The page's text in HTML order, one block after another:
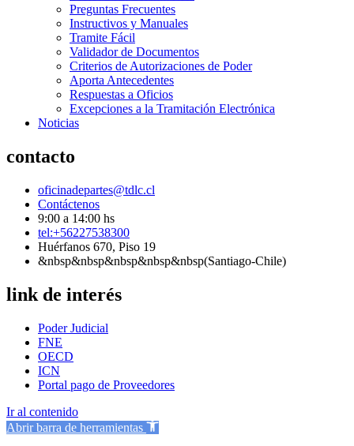
Preguntas Frecuentes
Instructivos y Manuales
Tramite Fácil
Validador de Documentos
Criterios de Autorizaciones de Poder
Aporta Antecedentes
Respuestas a Oficios
Excepciones a la Tramitación Electrónica
Noticias
contacto
oficinadepartes@tdlc.cl
Contáctenos
9:00 a 14:00 hs
tel:+56227538300
Huérfanos 670, Piso 19
&nbsp&nbsp&nbsp&nbsp&nbsp(Santiago-Chile)
link de interés
Poder Judicial
FNE
OECD
ICN
Portal pago de Proveedores
Ir al contenido
Abrir barra de herramientas